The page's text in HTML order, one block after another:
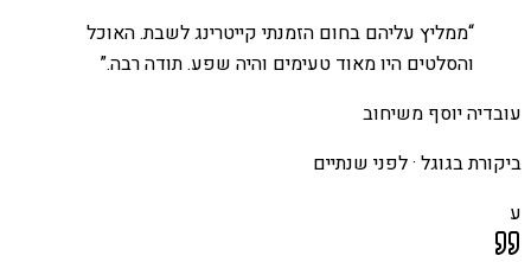
“ממליץ עליהם בחום הזמנתי קייטרינג לשבת. האוכל
והסלטים היו מאוד טעימים והיה שפע. תודה רבה.”
עובדיה יוסף משיחוב
ביקורת בגוגל ·לפני שנתיים
ע